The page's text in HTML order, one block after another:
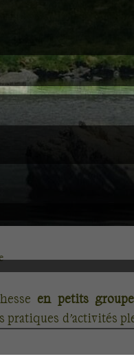
en petits
pratiques d’activités
outdoor, vélo et de
coins du globe, la